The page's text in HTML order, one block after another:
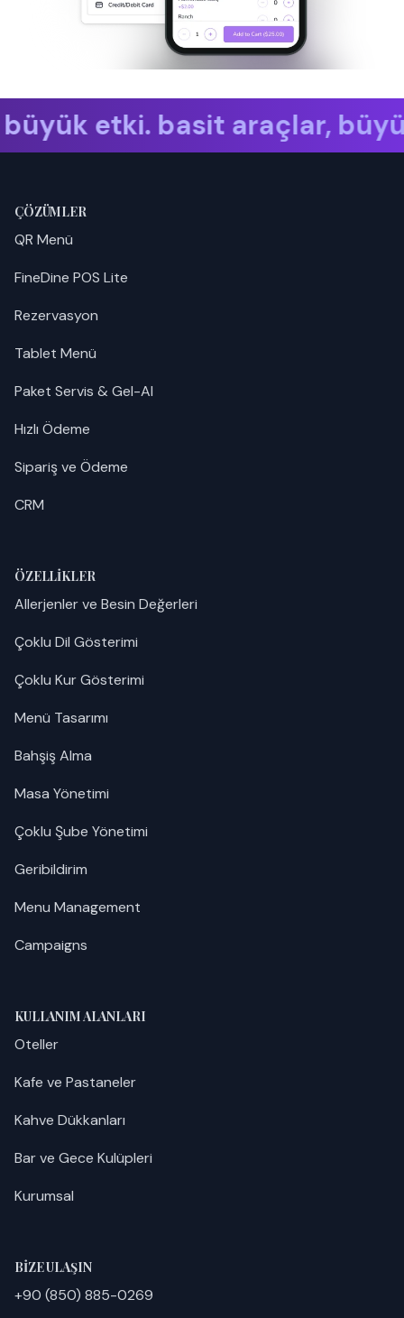
büyük etki. basit
ÇÖZÜMLER
QR Menü
FineDine POS Lite
Rezervasyon
Tablet Menü
Paket Servis & Gel-Al
Hızlı Ödeme
Sipariş ve Ödeme
CRM
ÖZELLIKLER
Allerjenler ve Besin Değerleri
Çoklu Dil Gösterimi
Çoklu Kur Gösterimi
Menü Tasarımı
Bahşiş Alma
Masa Yönetimi
Çoklu Şube Yönetimi
Geribildirim
Menu Management
Campaigns
KULLANIM ALANLARI
Oteller
Kafe ve Pastaneler
Kahve Dükkanları
Bar ve Gece Kulüpleri
Kurumsal
BIZE ULAŞIN
+90 (850) 885-0269